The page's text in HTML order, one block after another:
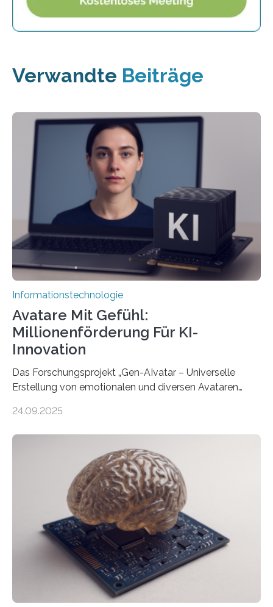
Verwandte Beiträge
Informationstechnologie
Avatare Mit Gefühl:
Millionenförderung Für KI-
Innovation
Das Forschungsprojekt „Gen-AIvatar – Universelle
Erstellung von emotionalen und diversen Avataren
Förderung in Höhe von rund 2 Millionen Euro. Dabei
der MindPort GmbH eine neuartige, KI-gestützte
Lösung zur Erzeugung von Emotionen für realistische
Avatare. Gen-AIvatar entwickelt innovative und
kosteneffiziente Methoden, um lebensechte Avatare zu
erstellen. „Besonders wichtig ist uns eine ganzheitliche
Animation, bei der Stimme, Körperbewegung, Gestik
und Mimik im Einklang sind…
24.09.2025